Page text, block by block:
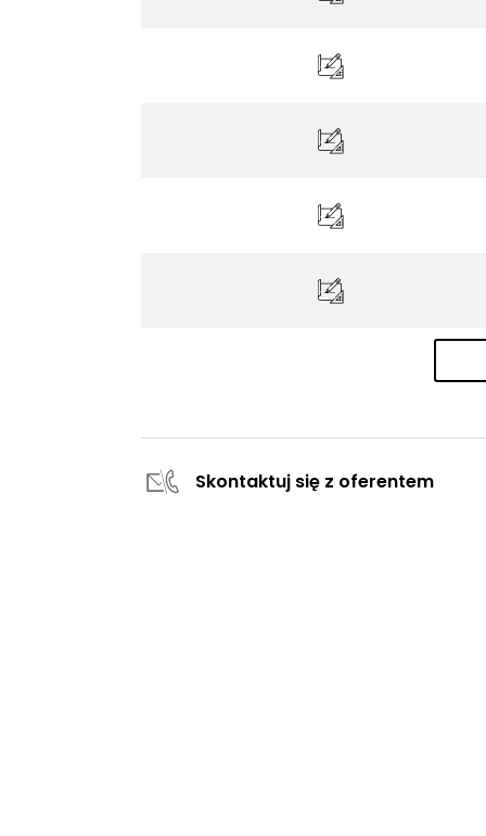
Skontaktuj się z oferentem